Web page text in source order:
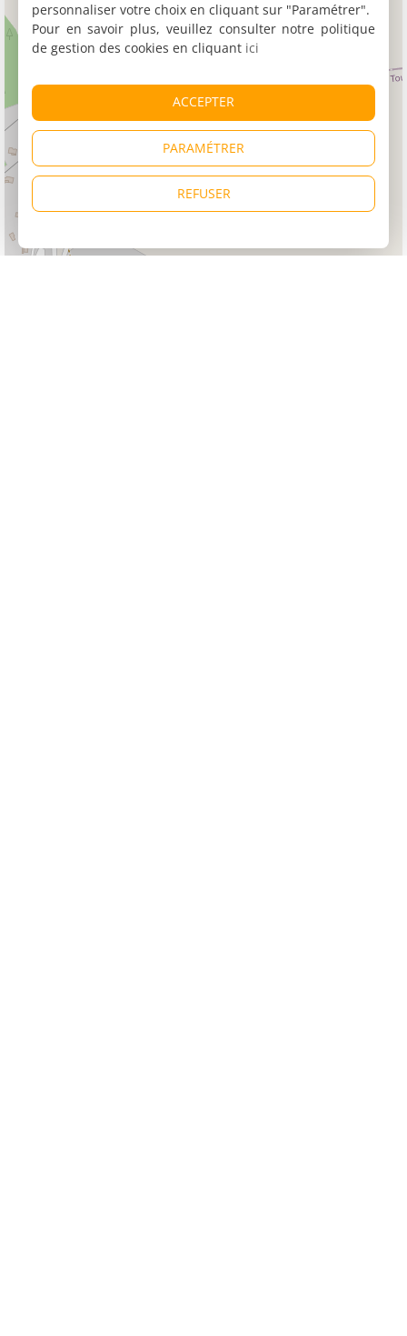
personnaliser votre choix en cliquant sur "Paramétrer".
Pour en savoir plus, veuillez consulter notre politique
de gestion des cookies en cliquant ici
ACCEPTER
PARAMÉTRER
REFUSER